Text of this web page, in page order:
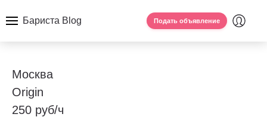
Бариста Blog Подать объявление
Москва
Origin
250 руб/ч